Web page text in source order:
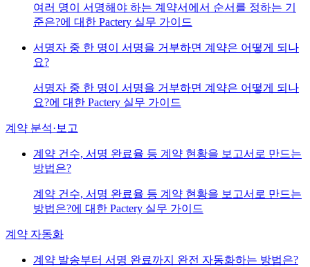
여러 명이 서명해야 하는 계약서에서 순서를 정하는 기
준은?에 대한 Pactery 실무 가이드
서명자 중 한 명이 서명을 거부하면 계약은 어떻게 되나
요?
서명자 중 한 명이 서명을 거부하면 계약은 어떻게 되나
요?에 대한 Pactery 실무 가이드
계약 분석·보고
계약 건수, 서명 완료율 등 계약 현황을 보고서로 만드는
방법은?
계약 건수, 서명 완료율 등 계약 현황을 보고서로 만드는
방법은?에 대한 Pactery 실무 가이드
계약 자동화
계약 발송부터 서명 완료까지 완전 자동화하는 방법은?